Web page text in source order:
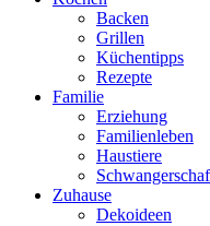
Backen
Grillen
Küchentipps
Rezepte
Familie
Erziehung
Familienleben
Haustiere
Zuhause
Dekoideen